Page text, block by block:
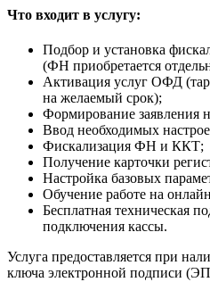
Что входит в услугу:
Подбор и установка
(ФН приобретается
Активация услуг ОФД
на желаемый срок);
Формирование
Ввод необходимых
Фискализация ФН и ККТ;
Получение карточки
Настройка базовых
Обучение работе на
Бесплатная техническая
подключения кассы.
Услуга предоставляется при
ключа электронной подписи